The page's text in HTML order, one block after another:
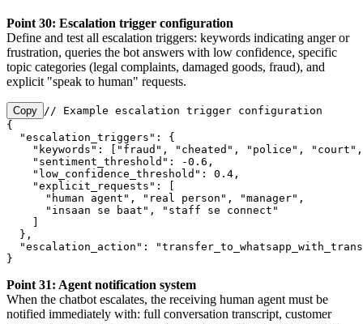
Point 30: Escalation trigger configuration
Define and test all escalation triggers: keywords indicating anger or
frustration, queries the bot answers with low confidence, specific
topic categories (legal complaints, damaged goods, fraud), and
explicit "speak to human" requests.
Copy
// Example escalation trigger configuration
{
  "escalation_triggers": {
"keywords": ["fraud", "cheated", "police",
    "sentiment_threshold": -0.6,
    "low_confidence_threshold": 0.4,
    "explicit_requests": [
      "human agent", "real person", "manager",
      "insaan se baat", "staff se connect"
    ]
  },
"escalation_action":
}
Point 31: Agent notification system
When the chatbot escalates, the receiving human agent must be
notified immediately with: full conversation transcript, customer